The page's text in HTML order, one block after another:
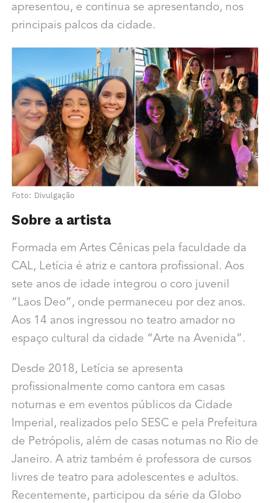
apresentou, e continua se apresentando, nos
principais palcos da cidade.
Foto: Divulgação
Sobre a artista
Formada em Artes Cênicas pela faculdade da
CAL, Letícia é atriz e cantora profissional. Aos
sete anos de idade integrou o coro juvenil
“Laos Deo”, onde permaneceu por dez anos.
Aos 14 anos ingressou no teatro amador no
espaço cultural da cidade “Arte na Avenida”.
Desde 2018, Letícia se apresenta
profissionalmente como cantora em casas
noturnas e em eventos públicos da Cidade
Imperial, realizados pelo SESC e pela Prefeitura
de Petrópolis, além de casas noturnas no Rio de
Janeiro. A atriz também é professora de cursos
livres de teatro para adolescentes e adultos.
Recentemente, participou da série da Globo